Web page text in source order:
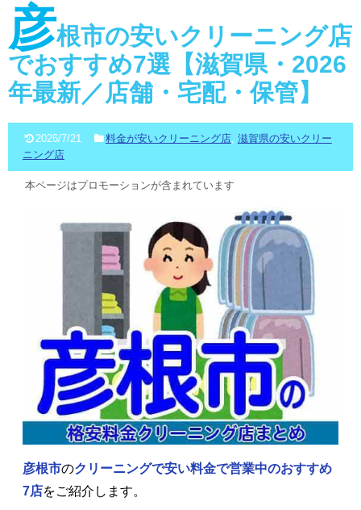
彦根市の安いクリーニング店
でおすすめ7選【滋賀県・2026
年最新／店舗・宅配・保管】
2026/7/21 料金が安いクリーニング店, 滋賀県の安いクリー
ニング店
本ページはプロモーションが含まれています
彦根市のクリーニングで安い料金で営業中のおすすめ
7店をご紹介します。